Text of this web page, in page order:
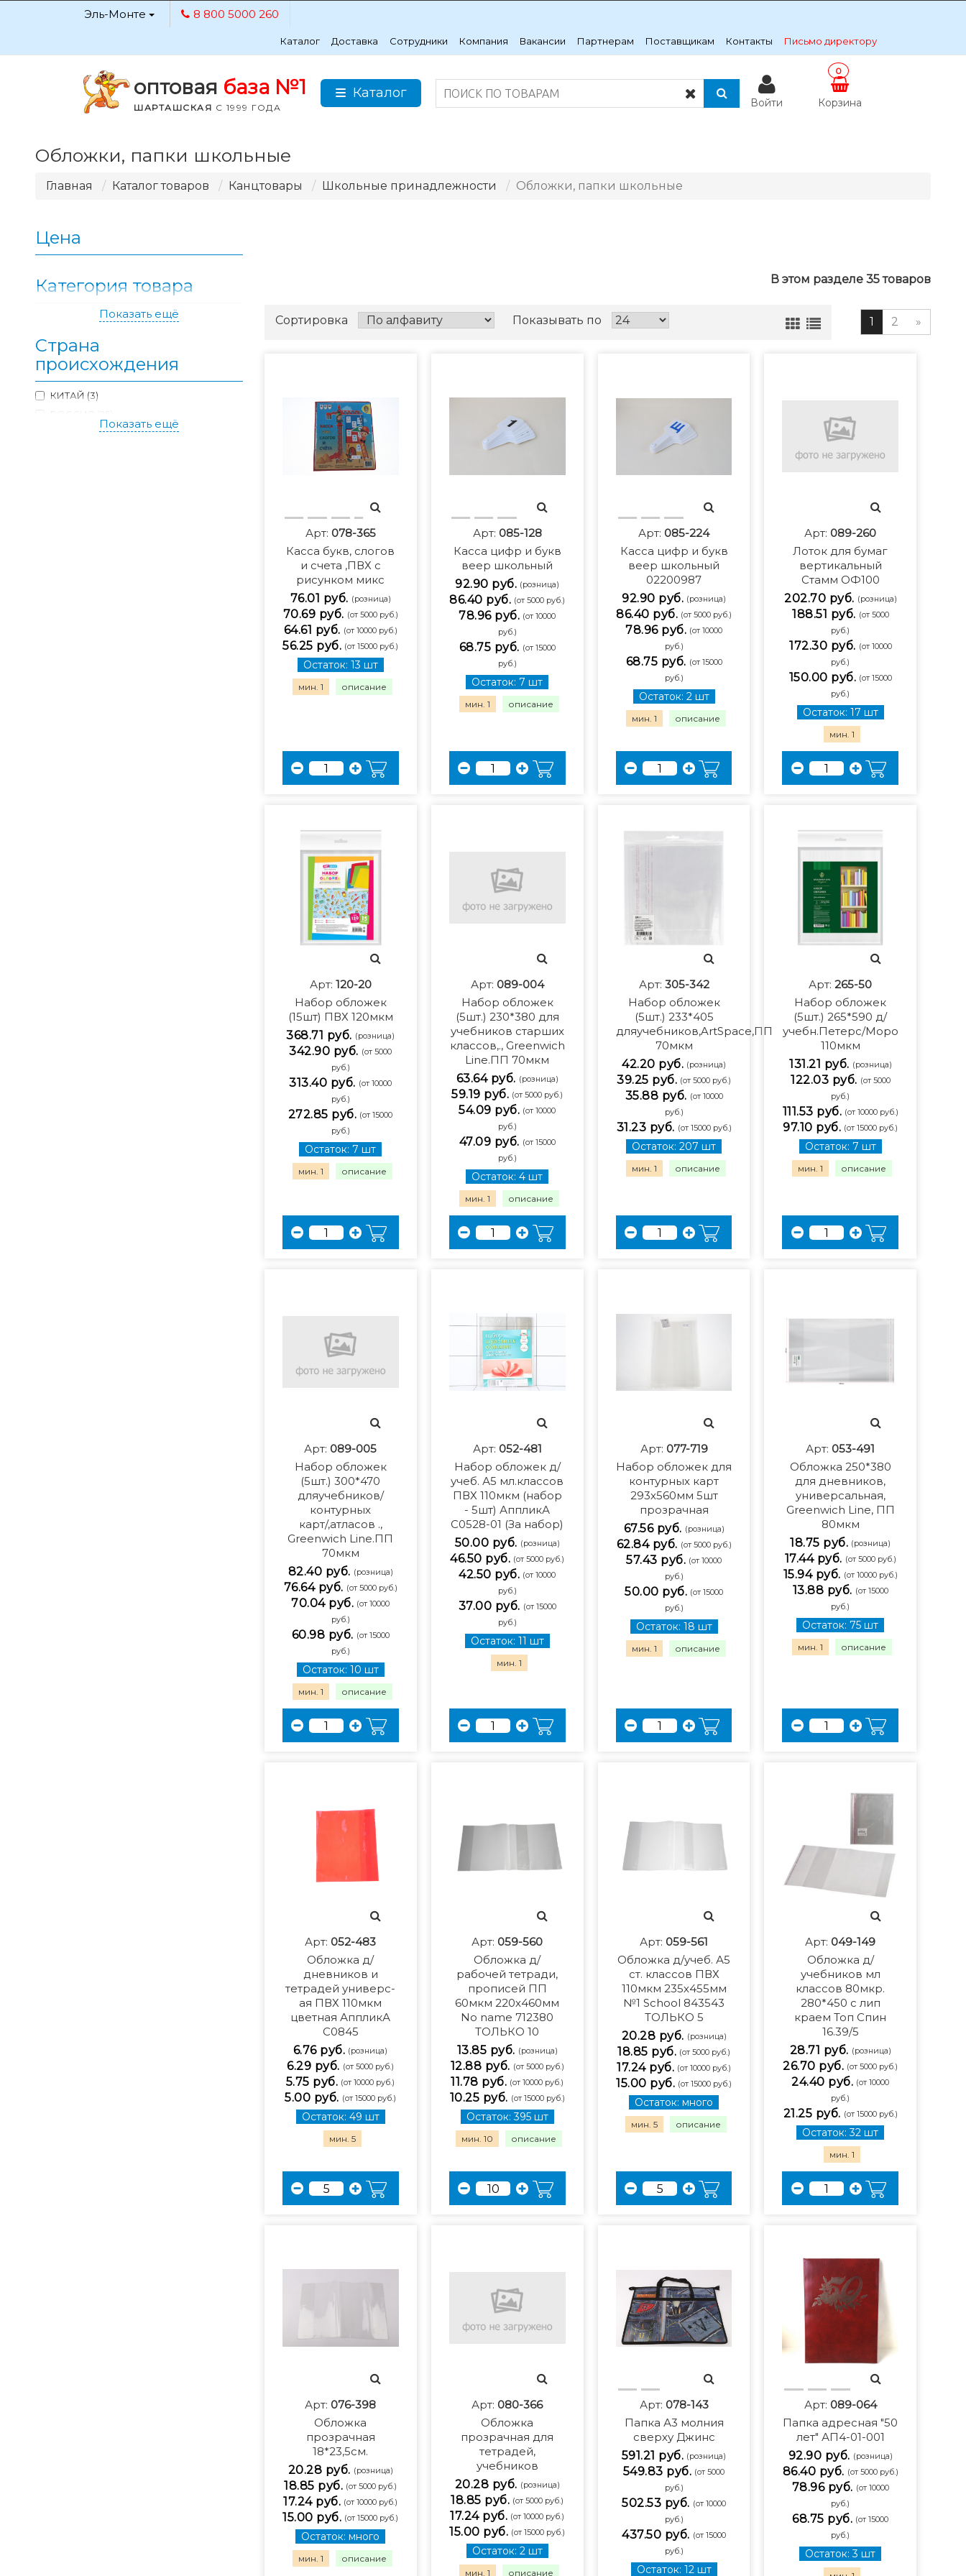
Эль-Монте 8 800 5000 260
Каталог Доставка Сотрудники Компания Вакансии Партнерам Поставщикам Контакты Письмо директору
оптовая база №1
ШАРТАШСКАЯ С 1999 ГОДА
Каталог
Войти Корзина
0
Обложки, папки школьные
Главная Каталог товаров Канцтовары Школьные принадлежности Обложки, папки школьные
В этом разделе 35 товаров
Сортировка Показывать по 1 2 »
Арт: 078-365
Касса букв, слогов
и счета ,ПВХ с
рисунком микс
76.01 руб. (розница)
70.69 руб. (от 5000 руб.)
64.61 руб. (от 10000 руб.)
56.25 руб. (от 15000 руб.)
Остаток: 13 шт
мин. 1 описание
Арт: 085-128
Касса цифр и букв
веер школьный
92.90 руб. (розница)
86.40 руб. (от 5000 руб.)
78.96 руб. (от 10000
руб.)
68.75 руб. (от 15000
руб.)
Остаток: 7 шт
мин. 1 описание
Арт: 085-224
Касса цифр и букв
веер школьный
02200987
92.90 руб. (розница)
86.40 руб. (от 5000 руб.)
78.96 руб. (от 10000
руб.)
68.75 руб. (от 15000
руб.)
Остаток: 2 шт
мин. 1 описание
Арт: 089-260
Лоток для бумаг
вертикальный
Стамм ОФ100
202.70 руб. (розница)
188.51 руб. (от 5000
руб.)
172.30 руб. (от 10000
руб.)
150.00 руб. (от 15000
руб.)
Остаток: 17 шт
мин. 1
Арт: 120-20
Набор обложек
(15шт) ПВХ 120мкм
368.71 руб. (розница)
342.90 руб. (от 5000
руб.)
313.40 руб. (от 10000
руб.)
272.85 руб. (от 15000
руб.)
Остаток: 7 шт
мин. 1 описание
Арт: 089-004
Набор обложек
(5шт.) 230*380 для
учебников старших
классов,., Greenwich
Line.ПП 70мкм
63.64 руб. (розница)
59.19 руб. (от 5000 руб.)
54.09 руб. (от 10000
руб.)
47.09 руб. (от 15000
руб.)
Остаток: 4 шт
мин. 1 описание
Арт: 305-342
Набор обложек
(5шт.) 233*405
дляучебников,ArtSpace,ПП
70мкм
42.20 руб. (розница)
39.25 руб. (от 5000 руб.)
35.88 руб. (от 10000
руб.)
31.23 руб. (от 15000 руб.)
Остаток: 207 шт
мин. 1 описание
Арт:265-50
Набор обложек
(5шт.) 265*590 д/
учебн.Петерс/Моро
110мкм
131.21 руб. (розница)
122.03 руб. (от 5000
руб.)
111.53 руб. (от 10000 руб.)
97.10 руб. (от 15000 руб.)
Остаток: 7 шт
мин. 1 описание
Арт: 089-005
Набор обложек
(5шт.) 300*470
дляучебников/
контурных
карт/,атласов .,
Greenwich Line.ПП
70мкм
82.40 руб. (розница)
76.64 руб. (от 5000 руб.)
70.04 руб. (от 10000
руб.)
60.98 руб. (от 15000
руб.)
Остаток: 10 шт
мин. 1 описание
Арт: 052-481
Набор обложек д/
учеб. А5 мл.классов
ПВХ 110мкм (набор
- 5шт) АппликА
С0528-01 (За набор)
50.00 руб. (розница)
46.50 руб. (от 5000 руб.)
42.50 руб. (от 10000
руб.)
37.00 руб. (от 15000
руб.)
Остаток: 11 шт
мин. 1
Арт: 077-719
Набор обложек для
контурных карт
293х560мм 5шт
прозрачная
67.56 руб. (розница)
62.84 руб. (от 5000 руб.)
57.43 руб. (от 10000
руб.)
50.00 руб. (от 15000
руб.)
Остаток: 18 шт
мин. 1 описание
Арт: 053-491
Обложка 250*380
для дневников,
универсальная,
Greenwich Line, ПП
80мкм
18.75 руб. (розница)
17.44 руб. (от 5000 руб.)
15.94 руб. (от 10000 руб.)
13.88 руб. (от 15000
руб.)
Остаток: 75 шт
мин. 1 описание
Арт: 052-483
Обложка д/
дневников и
тетрадей универс-
ая ПВХ 110мкм
цветная АппликА
С0845
6.76 руб. (розница)
6.29 руб. (от 5000 руб.)
5.75 руб. (от 10000 руб.)
5.00 руб. (от 15000 руб.)
Остаток: 49 шт
мин. 5
Арт: 059-560
Обложка д/
рабочей тетради,
прописей ПП
60мкм 220х460мм
No name 712380
ТОЛЬКО 10
13.85 руб. (розница)
12.88 руб. (от 5000 руб.)
11.78 руб. (от 10000 руб.)
10.25 руб. (от 15000 руб.)
Остаток: 395 шт
мин. 10 описание
Арт: 059-561
Обложка д/учеб. А5
ст. классов ПВХ
110мкм 235х455мм
№1 School 843543
ТОЛЬКО 5
20.28 руб. (розница)
18.85 руб. (от 5000 руб.)
17.24 руб. (от 10000 руб.)
15.00 руб. (от 15000 руб.)
Остаток: много
мин. 5 описание
Арт: 049-149
Обложка д/
учебников мл
классов 80мкр.
280*450 с лип
краем Топ Спин
16.39/5
28.71 руб. (розница)
26.70 руб. (от 5000 руб.)
24.40 руб. (от 10000
руб.)
21.25 руб. (от 15000 руб.)
Остаток: 32 шт
мин. 1
Арт: 076-398
Обложка
прозрачная
18*23,5см.
20.28 руб. (розница)
18.85 руб. (от 5000 руб.)
17.24 руб. (от 10000 руб.)
15.00 руб. (от 15000 руб.)
Остаток: много
мин. 1 описание
Арт: 080-366
Обложка
прозрачная для
тетрадей,
учебников
20.28 руб. (розница)
18.85 руб. (от 5000 руб.)
17.24 руб. (от 10000 руб.)
15.00 руб. (от 15000 руб.)
Остаток: 2 шт
мин. 1 описание
Арт: 078-143
Папка А3 молния
сверху Джинс
591.21 руб. (розница)
549.83 руб. (от 5000
руб.)
502.53 руб. (от 10000
руб.)
437.50 руб. (от 15000
руб.)
Остаток: 12 шт
Арт: 089-064
Папка адресная "50
лет" АП4-01-001
92.90 руб. (розница)
86.40 руб. (от 5000 руб.)
78.96 руб. (от 10000
руб.)
68.75 руб. (от 15000
руб.)
Остаток: 3 шт
Цена
591.21 Применить
Категория товара
Показать ещё
Страна
происхождения
КИТАЙ (3)
Показать ещё